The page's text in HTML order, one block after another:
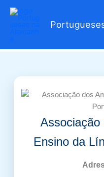
Zum
Inhalt
Associação
Ensino da